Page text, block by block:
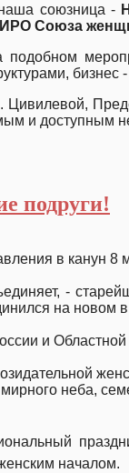
союзница -
ИРО Союза
подобном
и доступным
подруги!
в канун 8
-
на новом
и Областной
неба,
началом.